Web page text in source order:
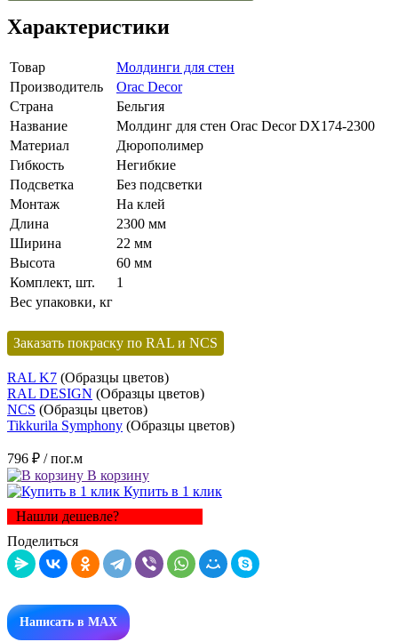
Характеристики
Товар
Молдинги для стен
Производитель
Orac Decor
Страна
Бельгия
Название
Молдинг для стен Orac Decor DX174-2300
Материал
Дюрополимер
Гибкость
Негибкие
Подсветка
Без подсветки
Монтаж
На клей
Длина
2300 мм
Ширина
22 мм
Высота
60 мм
Комплект, шт.
1
Вес упаковки, кг
Заказать покраску по RAL и NCS
RAL K7 (Образцы цветов)
RAL DESIGN (Образцы цветов)
NCS (Образцы цветов)
Tikkurila Symphony (Образцы цветов)
796 ₽ / пог.м
В корзину
Купить в 1 клик
Нашли дешевле?
Поделиться
Написать в MAX